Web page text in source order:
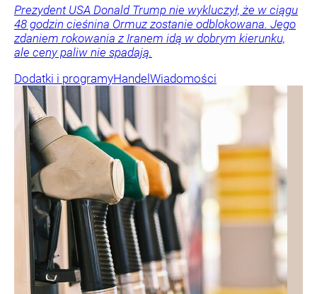
Prezydent USA Donald Trump nie wykluczył, że w ciągu
48 godzin cieśnina Ormuz zostanie odblokowana. Jego
zdaniem rokowania z Iranem idą w dobrym kierunku,
ale ceny paliw nie spadają.
Dodatki i programyHandelWiadomości